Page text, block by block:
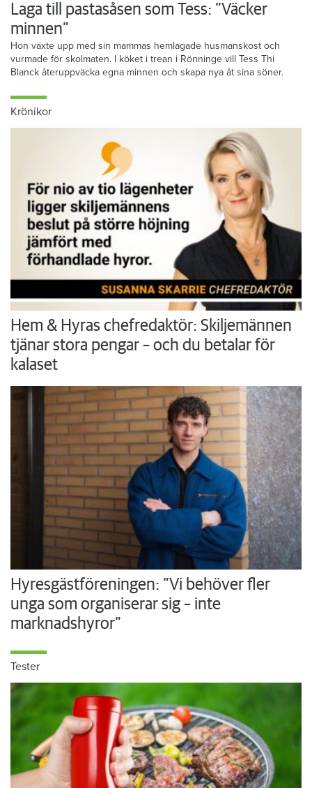
Laga till pastasåsen som Tess: ”Väcker
minnen”
Hon växte upp med sin mammas hemlagade husmanskost och
vurmade för skolmaten. I köket i trean i Rönninge vill Tess Thi
Blanck återuppväcka egna minnen och skapa nya åt sina söner.
Krönikor
Hem & Hyras chefredaktör: Skiljemännen
tjänar stora pengar – och du betalar för
kalaset
Hyresgästföreningen: ”Vi behöver fler
unga som organiserar sig – inte
marknadshyror”
Tester